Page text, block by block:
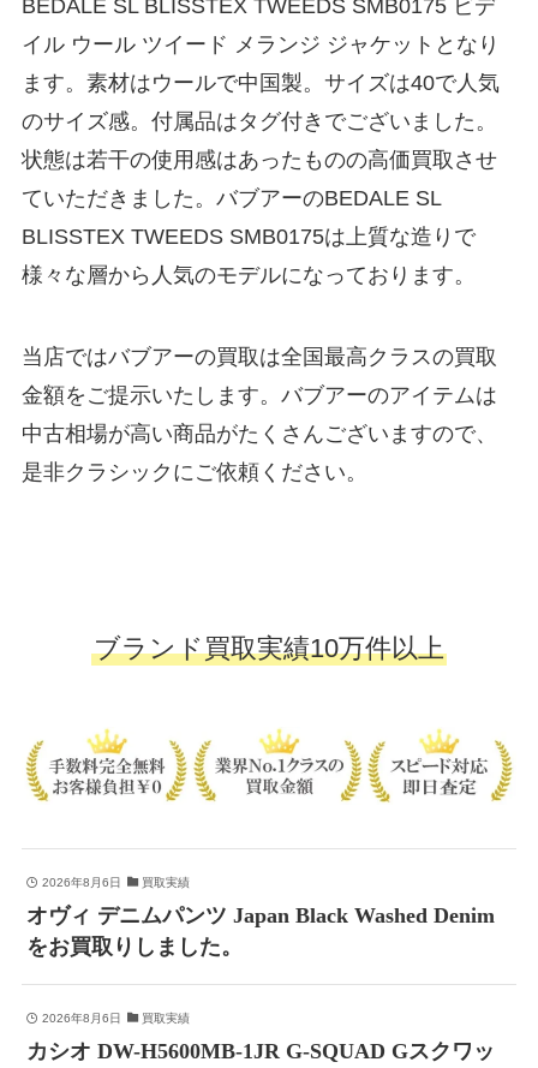
BEDALE SL BLISSTEX TWEEDS SMB0175 ビデ
イル ウール ツイード メランジ ジャケットとなり
ます。素材はウールで中国製。サイズは40で人気
のサイズ感。付属品はタグ付きでございました。
状態は若干の使用感はあったものの高価買取させ
ていただきました。バブアーのBEDALE SL
BLISSTEX TWEEDS SMB0175は上質な造りで
様々な層から人気のモデルになっております。
当店ではバブアーの買取は全国最高クラスの買取
金額をご提示いたします。バブアーのアイテムは
中古相場が高い商品がたくさんございますので、
是非クラシックにご依頼ください。
ブランド買取実績10万件以上
2026年8月6日 買取実績
オヴィ デニムパンツ Japan Black Washed Denim
をお買取りしました。
2026年8月6日 買取実績
カシオ DW-H5600MB-1JR G-SQUAD Gスクワッ